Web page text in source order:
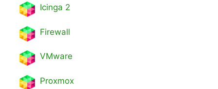
Icinga 2
Firewall
VMware
Proxmox